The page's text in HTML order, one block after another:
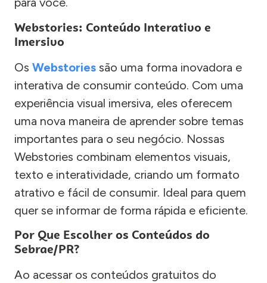
Webstories: Conteúdo Interativo e
Imersivo
Os Webstories são uma forma inovadora e
interativa de consumir conteúdo. Com uma
experiência visual imersiva, eles oferecem
uma nova maneira de aprender sobre temas
importantes para o seu negócio. Nossas
Webstories combinam elementos visuais,
texto e interatividade, criando um formato
atrativo e fácil de consumir. Ideal para quem
quer se informar de forma rápida e eficiente.
Por Que Escolher os Conteúdos do
Sebrae/PR?
Ao acessar os conteúdos gratuitos do